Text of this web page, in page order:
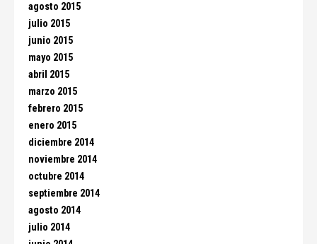
agosto 2015
julio 2015
junio 2015
mayo 2015
abril 2015
marzo 2015
febrero 2015
enero 2015
diciembre 2014
noviembre 2014
octubre 2014
septiembre 2014
agosto 2014
julio 2014